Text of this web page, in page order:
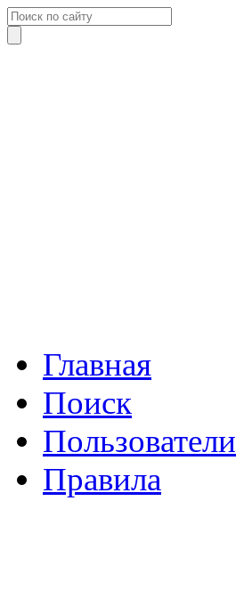
Главная
Поиск
Пользователи
Правила